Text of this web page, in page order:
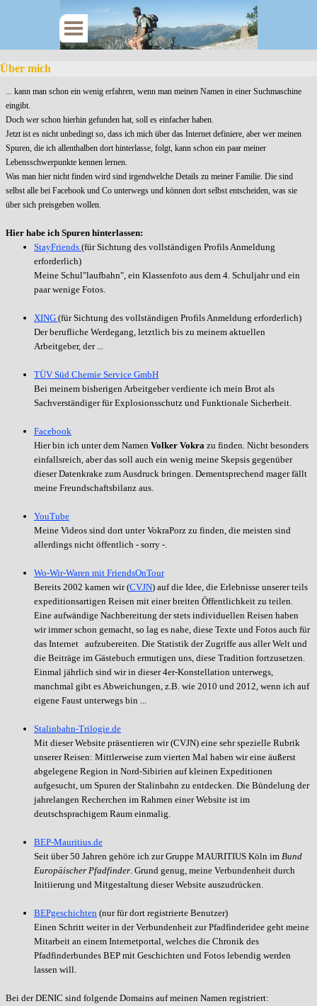
Über mich
... kann man schon ein wenig erfahren, wenn man meinen Namen in einer Suchmaschine
eingibt.
Doch wer schon hierhin gefunden hat, soll es einfacher haben.
Jetzt ist es nicht unbedingt so, dass ich mich über das Internet definiere, aber wer meinen
Spuren, die ich allenthalben dort hinterlasse, folgt, kann schon ein paar meiner
Lebensschwerpunkte kennen lernen.
Was man hier nicht finden wird sind irgendwelche Details zu meiner Familie. Die sind
selbst alle bei Facebook und Co unterwegs und können dort selbst entscheiden, was sie
über sich preisgeben wollen.
Hier habe ich Spuren hinterlassen:
StayFriends (für Sichtung des vollständigen Profils Anmeldung
erforderlich)
Meine Schul"laufbahn", ein Klassenfoto aus dem 4. Schuljahr und ein
paar wenige Fotos.
XING (für Sichtung des vollständigen Profils Anmeldung erforderlich)
Der berufliche Werdegang, letztlich bis zu meinem aktuellen
Arbeitgeber, der ...
TÜV Süd Chemie Service GmbH
Bei meinem bisherigen Arbeitgeber verdiente ich mein Brot als
Sachverständiger für Explosionsschutz und Funktionale Sicherheit.
Facebook
Hier bin ich unter dem Namen Volker Vokra zu finden. Nicht besonders
einfallsreich, aber das soll auch ein wenig meine Skepsis gegenüber
dieser Datenkrake zum Ausdruck bringen. Dementsprechend mager fällt
meine Freundschaftsbilanz aus.
YouTube
Meine Videos sind dort unter VokraPorz zu finden, die meisten sind
allerdings nicht öffentlich - sorry -.
Wo-Wir-Waren mit FriendsOnTour
Bereits 2002 kamen wir (CVJN) auf die Idee, die Erlebnisse unserer teils
expeditionsartigen Reisen mit einer breiten Öffentlichkeit zu teilen.
Eine aufwändige Nachbereitung der stets individuellen Reisen haben
wir immer schon gemacht, so lag es nahe, diese Texte und Fotos auch für
das Internet aufzubereiten. Die Statistik der Zugriffe aus aller Welt und
die Beiträge im Gästebuch ermutigen uns, diese Tradition fortzusetzen.
Einmal jährlich sind wir in dieser 4er-Konstellation unterwegs,
manchmal gibt es Abweichungen, z.B. wie 2010 und 2012, wenn ich auf
eigene Faust unterwegs bin ...
Stalinbahn-Trilogie.de
Mit dieser Website präsentieren wir (CVJN) eine sehr spezielle Rubrik
unserer Reisen: Mittlerweise zum vierten Mal haben wir eine äußerst
abgelegene Region in Nord-Sibirien auf kleinen Expeditionen
aufgesucht, um Spuren der Stalinbahn zu entdecken. Die Bündelung der
jahrelangen Recherchen im Rahmen einer Website ist im
deutschsprachigem Raum einmalig.
BEP-Mauritius.de
Seit über 50 Jahren gehöre ich zur Gruppe MAURITIUS Köln im Bund
Europäischer Pfadfinder. Grund genug, meine Verbundenheit durch
Initiierung und Mitgestaltung dieser Website auszudrücken.
BEPgeschichten (nur für dort registrierte Benutzer)
Einen Schritt weiter in der Verbundenheit zur Pfadfinderidee geht meine
Mitarbeit an einem Internetportal, welches die Chronik des
Pfadfinderbundes BEP mit Geschichten und Fotos lebendig werden
lassen will.
Bei der DENIC sind folgende Domains auf meinen Namen registriert: